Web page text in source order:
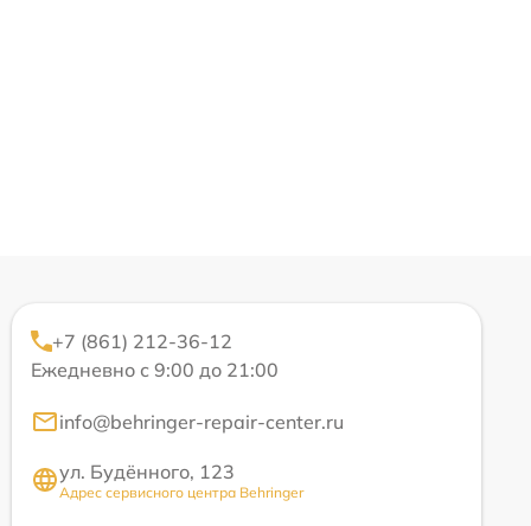
+7 (861) 212-36-12
Ежедневно с 9:00 до 21:00
info@behringer-repair-center.ru
ул. Будённого, 123
Адрес сервисного центра Behringer